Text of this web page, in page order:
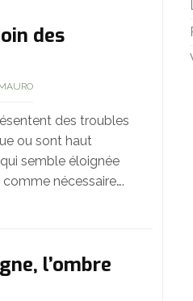
des
des troubles
ou sont haut
semble éloignée
nécessaire….
l’ombre